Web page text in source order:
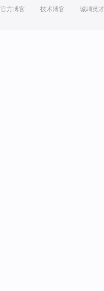
官方博客 技术博客 诚聘英才